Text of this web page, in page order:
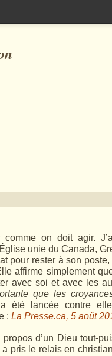
comme on doit agir.
unie du Canada,
pour rester à son poste,
affirme simplement
avec soi et avec les
que les
été lancée contre
: La Presse.ca, 5 août
d’un Dieu tout-
pris le relais en